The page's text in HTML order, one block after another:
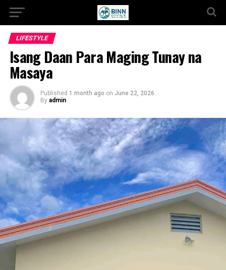
LIFESTYLE
Isang Daan Para Maging Tunay na
Masaya
Published 1 month ago on June 22, 2026
By admin